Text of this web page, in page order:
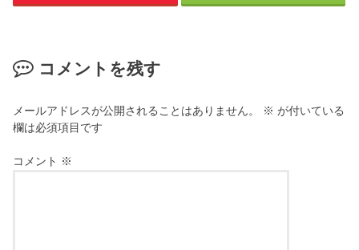
コメントを残す
メールアドレスが公開されることはありません。 ※ が付いている
欄は必須項目です
コメント ※